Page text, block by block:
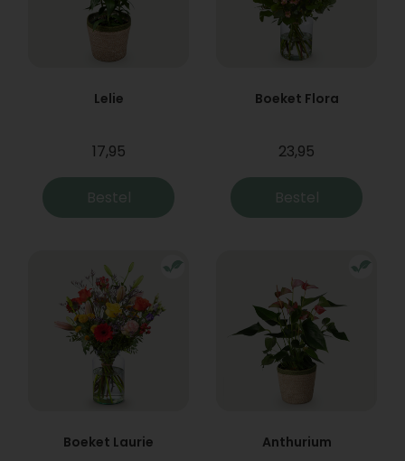
Lelie
17,95
Bestel
Boeket Flora
23,95
Bestel
Boeket Laurie Anthurium